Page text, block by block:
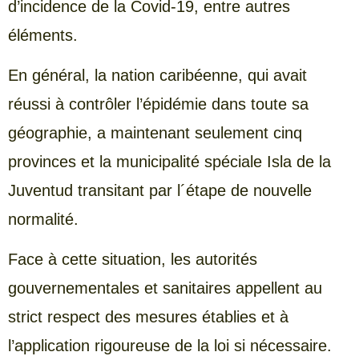
d’incidence de la Covid-19, entre autres
éléments.
En général, la nation caribéenne, qui avait
réussi à contrôler l’épidémie dans toute sa
géographie, a maintenant seulement cinq
provinces et la municipalité spéciale Isla de la
Juventud transitant par l´étape de nouvelle
normalité.
Face à cette situation, les autorités
gouvernementales et sanitaires appellent au
strict respect des mesures établies et à
l’application rigoureuse de la loi si nécessaire.